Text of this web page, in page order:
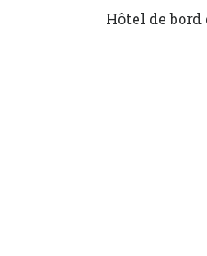
Hôtel de bord